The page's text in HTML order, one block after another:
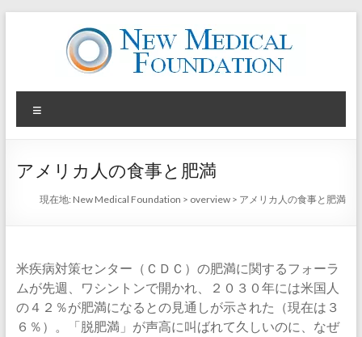
キ
New
Medical
Foundation
Health
Wealth
ニ
ー
アメリカ人の食事と肥満
現在地: New Medical Foundation > overview > アメリカ人の食事と肥満
米疾病対策センター（ＣＤＣ）の肥満に関するフォーラ
ムが先週、ワシントンで開かれ、２０３０年には米国人
の４２％が肥満になるとの見通しが示された（現在は３
６％）。「脱肥満」が声高に叫ばれて久しいのに、なぜ